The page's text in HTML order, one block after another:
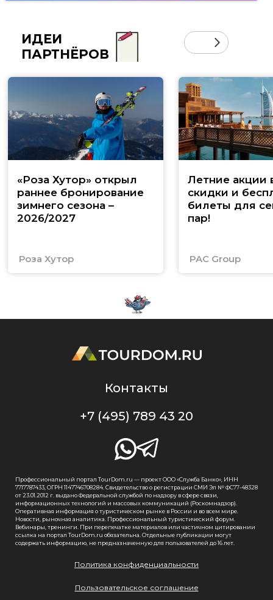
ИДЕИ
ПАРТНЁРОВ
«Роза Хутор» открыл
раннее бронирование
зимнего сезона –
2026/2027
Роза Хутор
Летние акции
скидки и
билеты для
пар!
PAC Group
Контакты
+7 (495) 789 43 20
Профессиональный портал TourDom.ru — проект ООО «Служба Банко», ИНН
7717787433, ОГРН 1147746708284. Свидетельство о регистрации СМИ Эл № ФС77-48328
от 23.01.2012 г. выдано Федеральной службой по надзору в сфере связи,
информационных технологий и массовых коммуникаций (Роскомнадзор).
Оперативная информация о туристическом рынке в России и во всем мире.
Новости, рыночная аналитика. Профессиональный туристический форум.
Вебинары, тренинги. При перепечатке материалов или частичном цитировании
ссылка на портал TourDom.ru обязательна. Отдельные публикации могут
содержать информацию, не предназначенную для пользователей до 16 лет.
Политика конфиденциальности
Пользовательское соглашение